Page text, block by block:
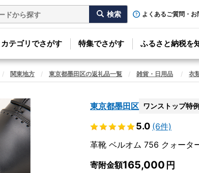
よくあるご質問・お
カテゴリでさがす 特集でさがす ふるさと納税を
関東地方 東京都墨田区の返礼品一覧 雑貨・日用品 衣
東京都墨田区 ワンストップ特
5.0 (6件)
革靴 ベルオム 756 クォータ
寄附金額165,000